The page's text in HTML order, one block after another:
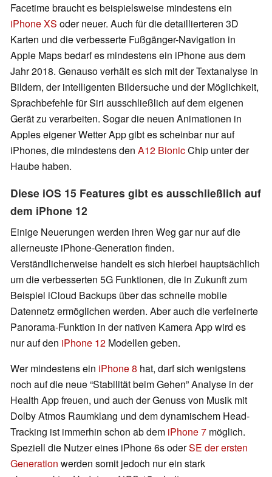
Facetime braucht es beispielsweise mindestens ein
iPhone XS oder neuer. Auch für die detaillierteren 3D
Karten und die verbesserte Fußgänger-Navigation in
Apple Maps bedarf es mindestens ein iPhone aus dem
Jahr 2018. Genauso verhält es sich mit der Textanalyse in
Bildern, der intelligenten Bildersuche und der Möglichkeit,
Sprachbefehle für Siri ausschließlich auf dem eigenen
Gerät zu verarbeiten. Sogar die neuen Animationen in
Apples eigener Wetter App gibt es scheinbar nur auf
iPhones, die mindestens den A12 BionicChip unter der
Haube haben.
Diese iOS 15 Features gibt es ausschließlich auf
dem iPhone 12
Einige Neuerungen werden ihren Weg gar nur auf die
allerneuste iPhone-Generation finden.
Verständlicherweise handelt es sich hierbei hauptsächlich
um die verbesserten 5G Funktionen, die in Zukunft zum
Beispiel iCloud Backups über das schnelle mobile
Datennetz ermöglichen werden. Aber auch die verfeinerte
Panorama-Funktion in der nativen Kamera App wird es
nur auf den iPhone 12 Modellen geben.
Wer mindestens ein iPhone 8 hat, darf sich wenigstens
noch auf die neue “Stabilität beim Gehen” Analyse in der
Health App freuen, und auch der Genuss von Musik mit
Dolby Atmos Raumklang und dem dynamischem Head-
Tracking ist immerhin schon ab dem iPhone 7 möglich.
Speziell die Nutzer eines iPhone 6s oderSE der ersten
Generation werden somit jedoch nur ein stark